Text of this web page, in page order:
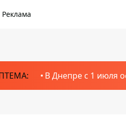
Реклама
В Днепре с 1 июля